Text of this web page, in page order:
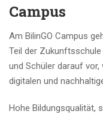
Campus
Am BilinGO Campus
Teil der Zukunftsschule
und Schüler darauf
digitalen und
Hohe Bildungsqualität,